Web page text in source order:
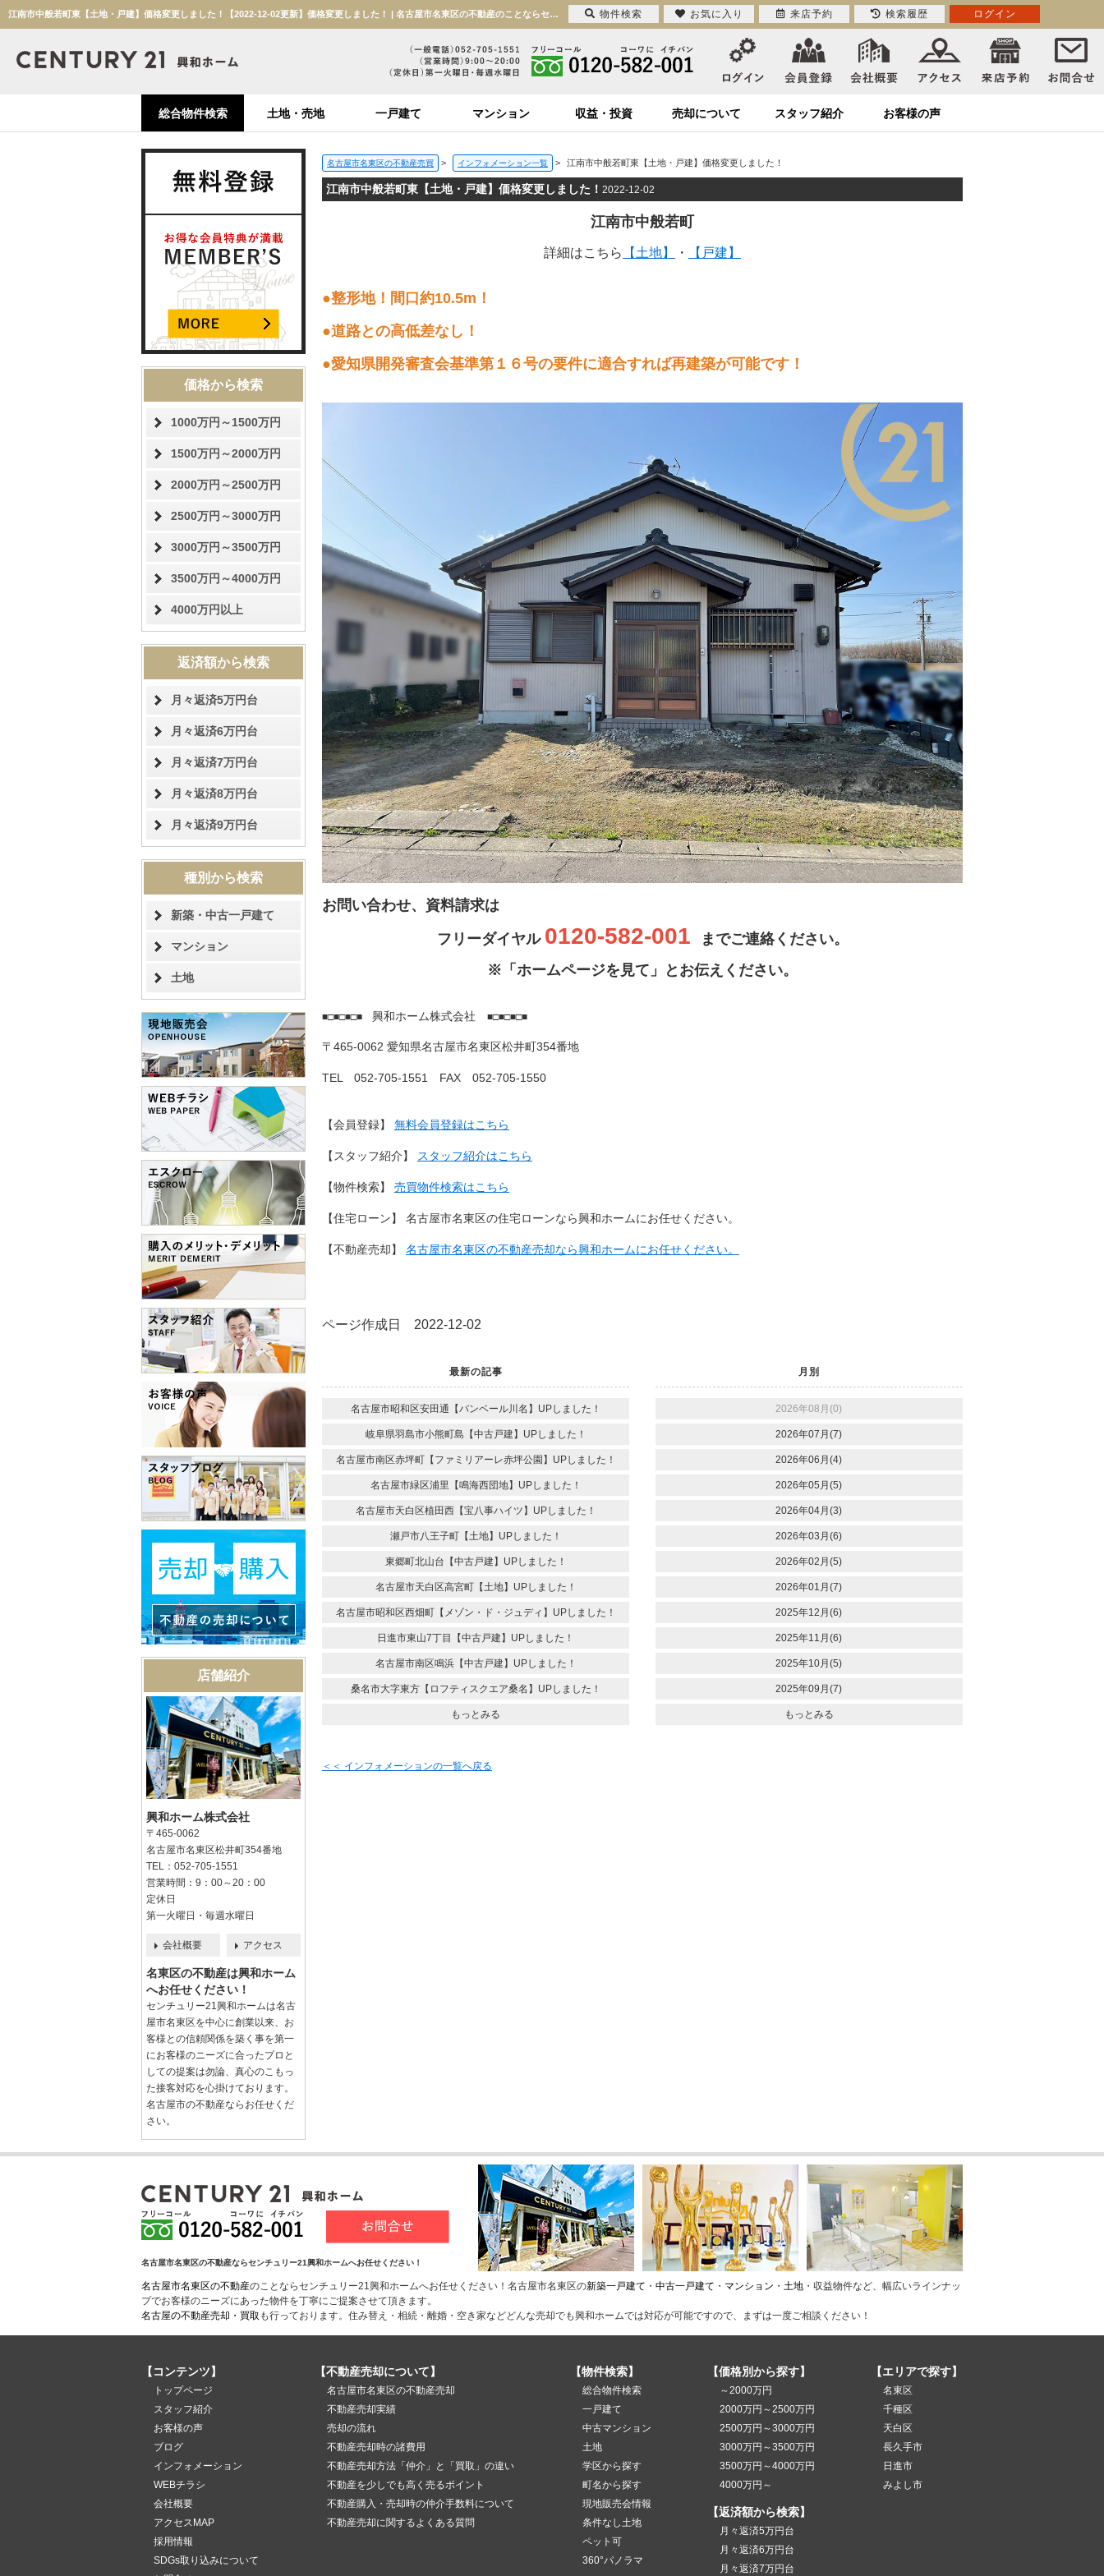
江南市中般若町東【土地・戸建】価格変更しました！【2022-12-02更新】価格変更しました！ | 名古屋市名東区の不動産のことならセンチュリー21興和ホーム
総合物件検索 土地・売地 一戸建て マンション 収益・投資 売却について スタッフ紹介 お客様の声
名古屋市名東区の不動産売買 > インフォメーション一覧 > 江南市中般若町東【土地・戸建】価格変更しました！
江南市中般若町東【土地・戸建】価格変更しました！ 2022-12-02
江南市中般若町
詳細はこちら 【土地】 ・ 【戸建】
●整形地！間口約10.5m！
●道路との高低差なし！
●愛知県開発審査会基準第１６号の要件に適合すれば再建築が可能です！
お問い合わせ、資料請求は
フリーダイヤル 0120-582-001
までご連絡ください。
※「ホームページを見て」とお伝えください。
■□■□■□■ 興和ホーム株式会社 ■□■□■□■
〒465-0062 愛知県名古屋市名東区松井町354番地
TEL 052-705-1551 FAX 052-705-1550
【会員登録】 無料会員登録はこちら
【スタッフ紹介】 スタッフ紹介はこちら
【物件検索】 売買物件検索はこちら
【住宅ローン】 名古屋市名東区の住宅ローンなら興和ホームにお任せください。
【不動産売却】 名古屋市名東区の不動産売却なら興和ホームにお任せください。
ページ作成日 2022-12-02
最新の記事
名古屋市昭和区安田通【バンベール川名】UPしました！
岐阜県羽島市小熊町島【中古戸建】UPしました！
名古屋市南区赤坪町【ファミリアーレ赤坪公園】UPしました！
名古屋市緑区浦里【鳴海西団地】UPしました！
名古屋市天白区植田西【宝八事ハイツ】UPしました！
瀬戸市八王子町【土地】UPしました！
東郷町北山台【中古戸建】UPしました！
名古屋市天白区高宮町【土地】UPしました！
名古屋市昭和区西畑町【メゾン・ド・ジュディ】UPしました！
日進市東山7丁目【中古戸建】UPしました！
名古屋市南区鳴浜【中古戸建】UPしました！
桑名市大字東方【ロフティスクエア桑名】UPしました！
もっとみる
月別
2026年08月(0)
2026年07月(7)
2026年06月(4)
2026年05月(5)
2026年04月(3)
2026年03月(6)
2026年02月(5)
2026年01月(7)
2025年12月(6)
2025年11月(6)
2025年10月(5)
2025年09月(7)
もっとみる
＜＜ インフォメーションの一覧へ戻る
価格から検索
1000万円～1500万円
1500万円～2000万円
2000万円～2500万円
2500万円～3000万円
3000万円～3500万円
3500万円～4000万円
4000万円以上
返済額から検索
月々返済5万円台
月々返済6万円台
月々返済7万円台
月々返済8万円台
月々返済9万円台
種別から検索
新築・中古一戸建て
マンション
土地
店舗紹介
興和ホーム株式会社
〒465-0062
名古屋市名東区松井町354番地
TEL：052-705-1551
営業時間：9：00～20：00
定休日
第一火曜日・毎週水曜日
会社概要 アクセス
名東区の不動産は興和ホーム
へお任せください！
センチュリー21興和ホームは名古
屋市名東区を中心に創業以来、お
客様との信頼関係を築く事を第一
にお客様のニーズに合ったプロと
しての提案は勿論、真心のこもっ
た接客対応を心掛けております。
名古屋市の不動産ならお任せくだ
さい。
名古屋市名東区の不動産ならセンチュリー21興和ホームへお任せください！
名古屋市名東区の不動産のことならセンチュリー21興和ホームへお任せください！名古屋市名東区の新築一戸建て ・ 中古一戸建て ・ マンション ・ 土地 ・収益物件など、幅広いラインナッ
プでお客様のニーズにあった物件を丁寧にご提案させて頂きます。
名古屋の不動産売却・買取 も行っております。住み替え・相続・離婚・空き家などどんな売却でも興和ホームでは対応が可能ですので、まずは一度ご相談ください！
【コンテンツ】
トップページ
スタッフ紹介
お客様の声
ブログ
インフォメーション
WEBチラシ
会社概要
アクセスMAP
採用情報
SDGs取り込みについて
【不動産売却について】
名古屋市名東区の不動産売却
不動産売却実績
売却の流れ
不動産売却時の諸費用
不動産売却方法「仲介」と「買取」の違い
不動産を少しでも高く売るポイント
不動産購入・売却時の仲介手数料について
不動産売却に関するよくある質問
【物件検索】
総合物件検索
一戸建て
中古マンション
土地
学区から探す
町名から探す
現地販売会情報
条件なし土地
ペット可
360°パノラマ
【価格別から探す】
～2000万円
2000万円～2500万円
2500万円～3000万円
3000万円～3500万円
3500万円～4000万円
4000万円～
【返済額から検索】
月々返済5万円台
月々返済6万円台
月々返済7万円台
【エリアで探す】
名東区
千種区
天白区
長久手市
日進市
みよし市
物件検索 お気に入り 来店予約 検索履歴 ログイン